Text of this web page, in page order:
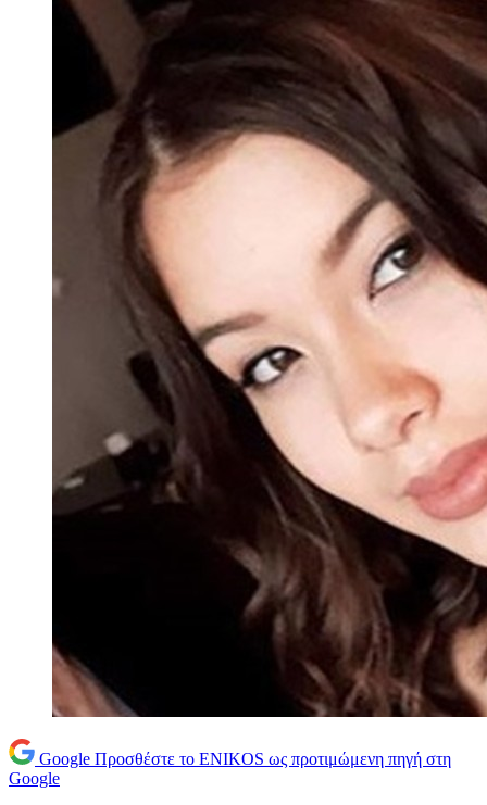
Google Προσθέστε το ENIKOS ως προτιμώμενη πηγή στη
Google